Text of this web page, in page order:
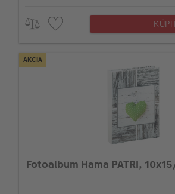
AKCIA
Fotoalbum Hama PATRI,